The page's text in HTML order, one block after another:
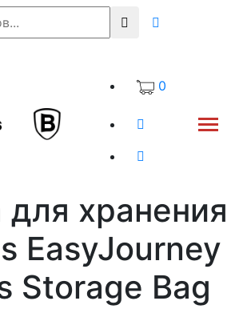
0
хранения
EasyJourney
Storage Bag